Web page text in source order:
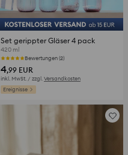
Set gerippter Gläser 4 pack
420 ml
Die letzten Pieces
4,99 EUR
inkl. MwSt. / zzgl. Versandkosten
Ereignisse